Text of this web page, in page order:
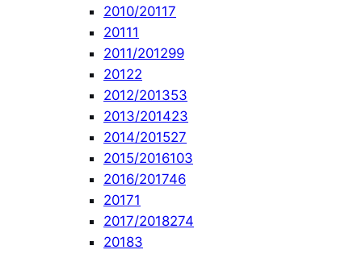
2010/20117
20111
2011/201299
20122
2012/201353
2013/201423
2014/201527
2015/2016103
2016/201746
20171
2017/2018274
20183